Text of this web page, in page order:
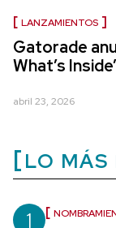
LANZAMIENTOS
Gatorade
What’s
abril 23, 2026
LO MÁS
1